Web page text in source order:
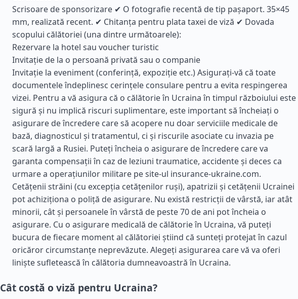
Scrisoare de sponsorizare ✔ O fotografie recentă de tip pașaport. 35×45
mm, realizată recent. ✔ Chitanța pentru plata taxei de viză ✔ Dovada
scopului călătoriei (una dintre următoarele):
Rezervare la hotel sau voucher turistic
Invitație de la o persoană privată sau o companie
Invitație la eveniment (conferință, expoziție etc.) Asigurați-vă că toate
documentele îndeplinesc cerințele consulare pentru a evita respingerea
vizei. Pentru a vă asigura că o călătorie în Ucraina în timpul războiului este
sigură și nu implică riscuri suplimentare, este important să încheiați o
asigurare de încredere care să acopere nu doar serviciile medicale de
bază, diagnosticul și tratamentul, ci și riscurile asociate cu invazia pe
scară largă a Rusiei. Puteți încheia o asigurare de încredere care va
garanta compensații în caz de leziuni traumatice, accidente și deces ca
urmare a operațiunilor militare pe site-ul insurance-ukraine.com.
Cetățenii străini (cu excepția cetățenilor ruși), apatrizii și cetățenii Ucrainei
pot achiziționa o poliță de asigurare. Nu există restricții de vârstă, iar atât
minorii, cât și persoanele în vârstă de peste 70 de ani pot încheia o
asigurare. Cu o asigurare medicală de călătorie în Ucraina, vă puteți
bucura de fiecare moment al călătoriei știind că sunteți protejat în cazul
oricăror circumstanțe neprevăzute. Alegeți asigurarea care vă va oferi
liniște sufletească în călătoria dumneavoastră în Ucraina.
Cât costă o viză pentru Ucraina?